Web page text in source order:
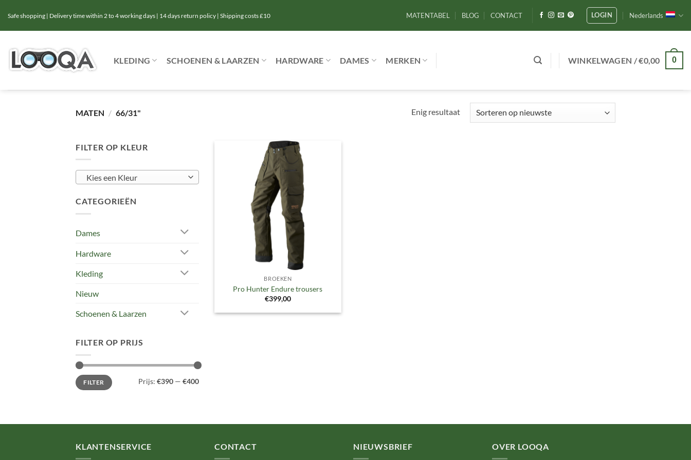
naar
inhoud
Safe shopping | Delivery time within 2 to 4 working days | 14 days return policy | Shipping costs £10 MATENTABEL BLOG CONTACT LOGIN Nederlands
KLEDING SCHOENEN & LAARZEN HARDWARE DAMES MERKEN WINKELWAGEN /€0,00 0
MATEN / 66/31" Enig resultaat
FILTER OP KLEUR
Kies een Kleur
CATEGORIEËN
Dames
Hardware
Kleding
Nieuw
Schoenen & Laarzen
FILTER OP PRIJS
Min.
prijs
Max.
prijsFILTER Prijs: €390 — €400
BROEKEN
Pro Hunter Endure trousers
€399,00
KLANTENSERVICE CONTACT NIEUWSBRIEF OVER LOOQA